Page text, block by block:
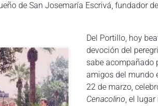
de San Josemaría Escrivá, fundador
Del Portillo, hoy
devoción del
sabe acompañado
amigos del mundo
22 de marzo,
Cenacolino, el